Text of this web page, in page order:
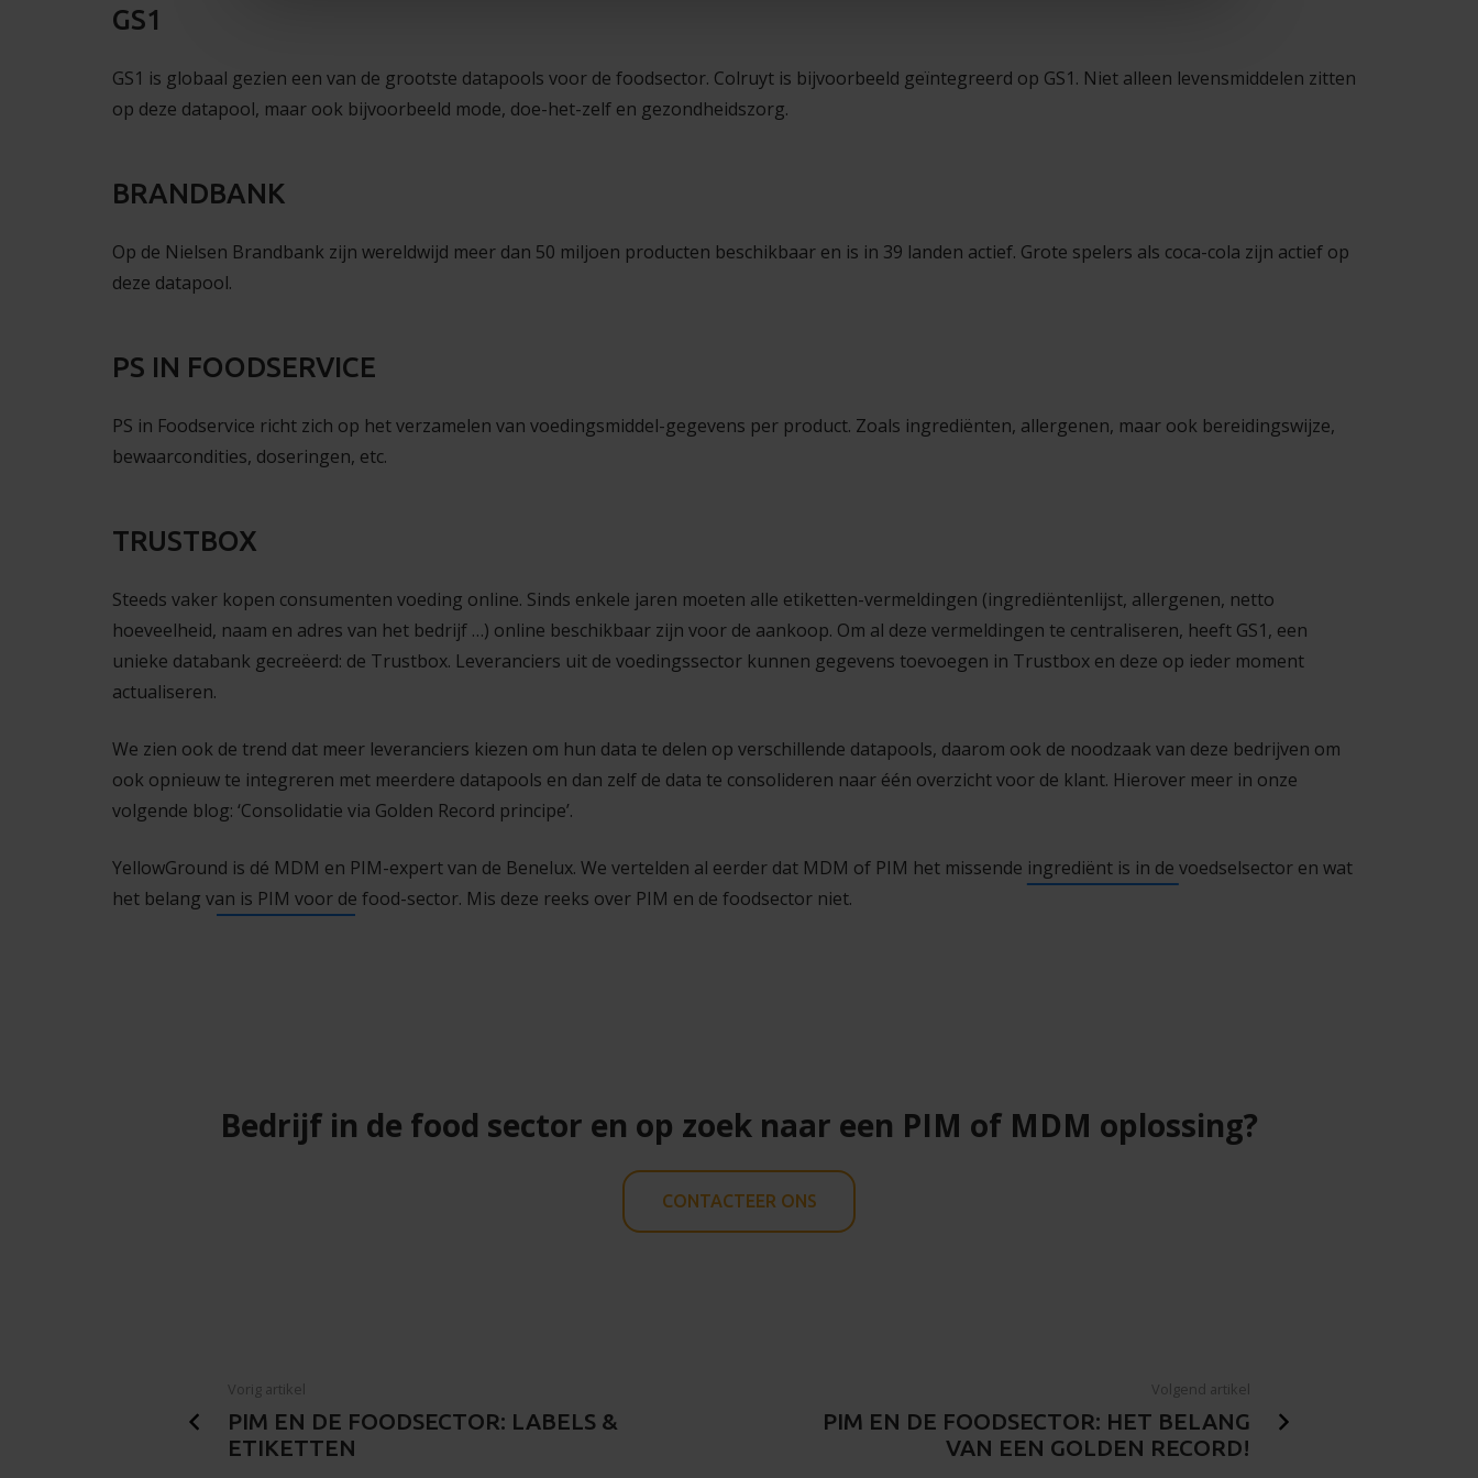
GS1
GS1 is globaal gezien een van de grootste datapools voor de foodsector. Colruyt is bijvoorbeeld geïntegreerd op GS1. Niet alleen levensmiddelen zitten
op deze datapool, maar ook bijvoorbeeld mode, doe-het-zelf en gezondheidszorg.
BRANDBANK
Op de Nielsen Brandbank zijn wereldwijd meer dan 50 miljoen producten beschikbaar en is in 39 landen actief. Grote spelers als coca-cola zijn actief op
deze datapool.
PS IN FOODSERVICE
PS in Foodservice richt zich op het verzamelen van voedingsmiddel-gegevens per product. Zoals ingrediënten, allergenen, maar ook bereidingswijze,
bewaarcondities, doseringen, etc.
TRUSTBOX
Steeds vaker kopen consumenten voeding online. Sinds enkele jaren moeten alle etiketten-vermeldingen (ingrediëntenlijst, allergenen, netto
hoeveelheid, naam en adres van het bedrijf …) online beschikbaar zijn voor de aankoop. Om al deze vermeldingen te centraliseren, heeft GS1, een
unieke databank gecreëerd: de Trustbox. Leveranciers uit de voedingssector kunnen gegevens toevoegen in Trustbox en deze op ieder moment
actualiseren.
We zien ook de trend dat meer leveranciers kiezen om hun data te delen op verschillende datapools, daarom ook de noodzaak van deze bedrijven om
ook opnieuw te integreren met meerdere datapools en dan zelf de data te consolideren naar één overzicht voor de klant. Hierover meer in onze
volgende blog: ‘Consolidatie via Golden Record principe’.
YellowGround is dé MDM en PIM-expert van de Benelux. We vertelden al eerder dat MDM of PIM het missende ingrediënt is in de voedselsector en wat
het belang van is PIM voor de food-sector. Mis deze reeks over PIM en de foodsector niet.
Bedrijf in de food sector en op zoek naar een PIM of MDM oplossing?
CONTACTEER ONS
Vorig artikel
PIM EN DE FOODSECTOR: LABELS &
ETIKETTEN
Volgend artikel
PIM EN DE FOODSECTOR: HET BELANG
VAN EEN GOLDEN RECORD!